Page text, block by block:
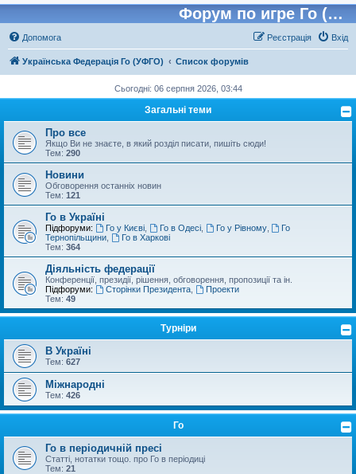
Форум по игре Го (Бадук, Вейчи)
Допомога Вхід
Реєстрація
Українська Федерація Го (УФГО) Список форумів
Сьогодні: 06 серпня 2026, 03:44
Загальні теми
Про все
Якщо Ви не знаєте, в який розділ писати, пишіть сюди!
Тем: 290
Новини
Обговорення останніх новин
Тем: 121
Го в Україні
Підфоруми: Го у Києві, Го в Одесі, Го у Рівному,
Го
Тернопільщини
Го в Харкові
Тем: 364
Діяльність федерації
Конференції, президії, рішення, обговорення, пропозиції та ін.
Підфоруми:
Сторінки Президента,
Проекти
Тем: 49
Турніри
В Україні
Тем: 627
Міжнародні
Тем: 426
Го
Го в періодичній пресі
Статті, нотатки тощо. про Го в періодиці
Тем: 21